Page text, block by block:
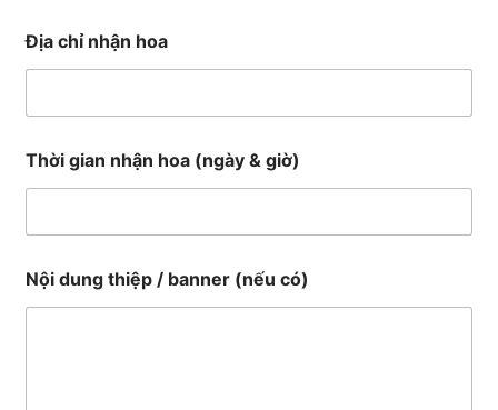
i
a
ỉ
T
ê
Địa chỉ nhận hoa
Thời gian nhận hoa (ngày & giờ)
Nội dung thiệp / banner (nếu có)